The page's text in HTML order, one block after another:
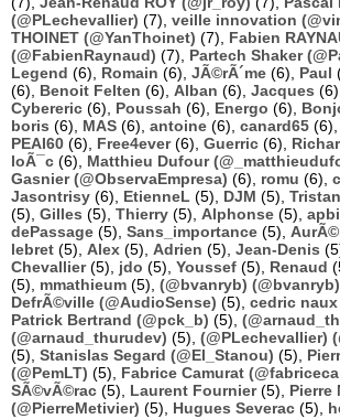
(@PLechevallier) (7), veille innovation
THOINET (@YanThoinet) (7), Fabien
(@FabienRaynaud) (7), Partech Shaker
Legend (6), Romain (6), JÃ©rÃ´me (6), Paul
(6), Benoit Felten (6), Alban (6), Jacques (6),
Cybereric (6), Poussah (6), Energo (6),
boris (6), MAS (6), antoine (6), canard65 (6),
PEAI60 (6), Free4ever(6), Guerric (6),
loÃ¯c (6), Matthieu Dufour
Gasnier (@ObservaEmpresa) (6), romu (6),
Jasontrisy (6), EtienneL (5), DJM (5), Tristan
(5), Gilles (5), Thierry (5), Alphonse (5),
dePassage (5), Sans_importance (5),
lebret (5), Alex (5), Adrien (5), Jean-Denis
Chevallier(5), jdo (5), Youssef (5), Renaud
(5), mmathieum (5), (@bvanryb) (@bvanryb)
DefrÃ©ville (@AudioSense) (5), cedric
Patrick Bertrand (@pck_b) (5),
(@arnaud_thurudev) (5), (@PLechevallier)
(5), Stanislas Segard (@El_Stanou) (5),
(@PemLT) (5), Fabrice Camurat
SÃ©vÃ©rac (5), Laurent Fournier(5), Pierre
(@PierreMetivier) (5), Hugues Severac (5),